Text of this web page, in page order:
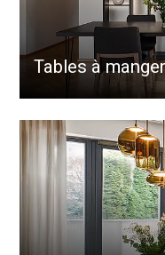
Tables à